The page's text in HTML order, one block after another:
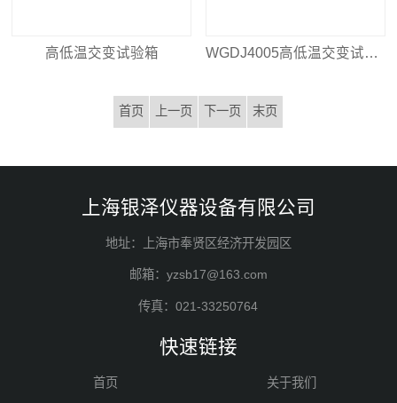
高低温交变试验箱 WGDJ4005高低温交变试验箱
首页 上一页 下一页 末页
上海银泽仪器设备有限公司
地址：上海市奉贤区经济开发园区
邮箱：yzsb17@163.com
传真：021-33250764
快速链接
首页 关于我们